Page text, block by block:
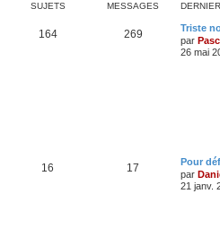
SUJETS MESSAGES
164 269
Triste
par
26 mai
16 17
Pour
par
21 janv.